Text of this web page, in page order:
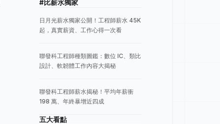
#比薪水獨家
日月光薪水獨家公開！工程師薪水 45K
起，真實薪資、工作心得一次看
聯發科工程師種類圖鑑：數位 IC、類比
設計、軟韌體工作內容大揭秘
聯發科工程師薪水揭秘！平均年薪衝
198 萬、年終暴增近四成
五大看點